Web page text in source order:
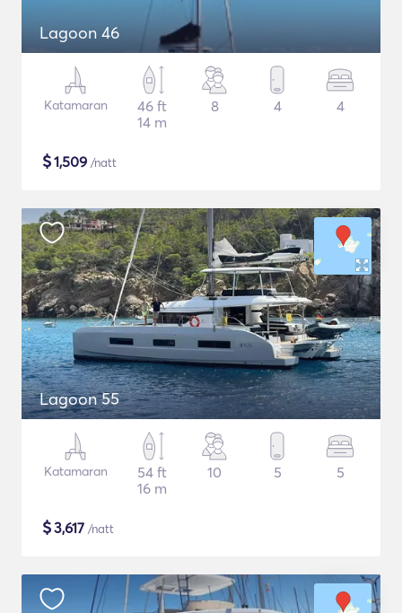
Lagoon 46
Katamaran
46 ft
14 m
8 4 4
$1,509 /natt
Lagoon 55
Katamaran
54 ft
16 m
10 5 5
$3,617 /natt